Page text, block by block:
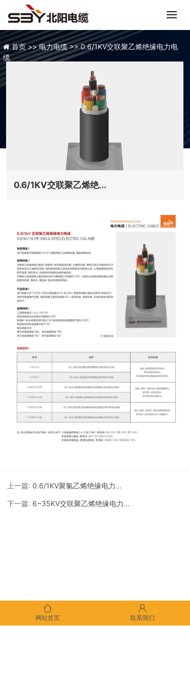
首页 >>电力电缆 >>0.6/1KV交联聚乙烯绝缘电力电
缆
上一篇: 0.6/1KV聚氯乙烯绝缘电力...
下一篇: 6~35KV交联聚乙烯绝缘电力...
0.6/1KV交联聚乙烯绝...
网站首页 联系我们